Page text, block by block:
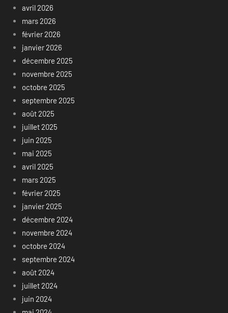
avril 2026
mars 2026
février 2026
janvier 2026
décembre 2025
novembre 2025
octobre 2025
septembre 2025
août 2025
juillet 2025
juin 2025
mai 2025
avril 2025
mars 2025
février 2025
janvier 2025
décembre 2024
novembre 2024
octobre 2024
septembre 2024
août 2024
juillet 2024
juin 2024